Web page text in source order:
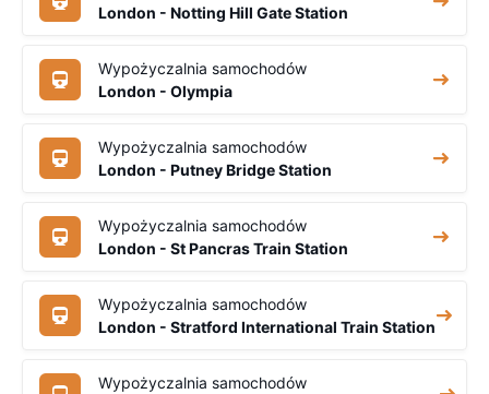
London - Notting Hill Gate Station
Wypożyczalnia samochodów
London - Olympia
Wypożyczalnia samochodów
London - Putney Bridge Station
Wypożyczalnia samochodów
London - St Pancras Train Station
Wypożyczalnia samochodów
London - Stratford International Train Station
Wypożyczalnia samochodów